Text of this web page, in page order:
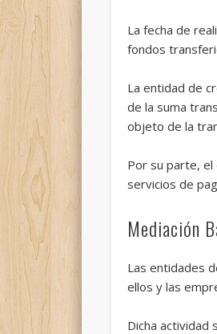
La fecha de
fondos
La entidad de
de la suma
objeto de la
Por su parte,
servicios de
Mediación
Las entidades
ellos y las
Dicha actividad